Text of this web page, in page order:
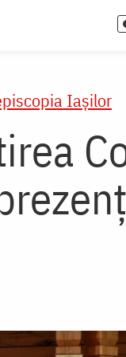
Iaşilor